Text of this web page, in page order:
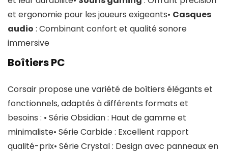
et ergonomie pour les joueurs exigeants• Casques
audio : Combinant confort et qualité sonore
immersive
Boîtiers PC
Corsair propose une variété de boîtiers élégants et
fonctionnels, adaptés à différents formats et
besoins : • Série Obsidian : Haut de gamme et
minimaliste• Série Carbide : Excellent rapport
qualité-prix• Série Crystal : Design avec panneaux en